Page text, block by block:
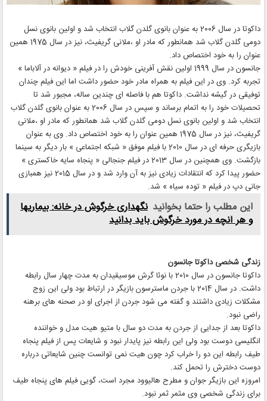
داکوتا در سال 2006 به عنوان بانوی گلدن گلاب انتخاب شد و اولین بانوی نسل
دومی گلدن گلاب شد همانطور که مادر او ،ملانی گریفیث، نیز در سال 1975 همین
عنوان را به خود اختصاص داد.
جانسون در سال 1999 اولین نقش آفرینی خودش را در فیلم « دیوانه در آلاباما »
تجربه کرد. وی در این فیلم به همراه مادر خود حضور داشت اما این فیلم چندان
توفیقی در گیشه نداشت. داکوتا هم با فاصله ای چندین ساله، مجبور شد تا
تحصیلات خود را به اتمام برساند و سپس در سال 2006 به عنوان بانوی گلدن گلاب
انتخاب شد و اولین بانوی نسل دومی گلدن گلاب شد همانطور که مادر او ،ملانی
گریفیث، نیز در سال 1975 همین عنوان را به خود اختصاص داد. وی به عنوان
بازیگری حرفه ای در سال 2010 با فیلم موفق « شبکه اجتماعی » بار دیگر به سینما
بازگشت. وی همچنین در سال 2013 در فیلم جنجالی « پنجاه سایه خاکستری »
حضور پیدا کرد که انتقادات زیادی نیز به آن وارد شد و در سال 2015 نیز همبازی
جانی دپ در فیلم « توده سیاه » شد.
این مطلب را حتما بخوانید نگهداری خرگوش در خانه: بیماریها
و هر آنچه در مورد خرگوش باید بدانید
زندگی شخصی داکوتا جانسون
داکوتا جانسون در سال 2010 با نوئا گرش موسیقیدان به مدت چهار سال رابطه
داشت. در سال 2014 با جردن ماسترسون بازیگر در ارتباط بود ولی این زوج
مشکلات زیادی داشتند و گفته می شود جردن از اجرای او در صحنه های برهنه
راضی نبود.
داکوتا بعد از جدایی از جردن به مدت دو سال با متیو هیت مدل و خواننده
انگلیسی دوست بود ولی این رابطه نیز پایدار نبود و شایعات پس از فیلم پنجاه
طیف رابطه این دو را خراب کرد چون هیت نمی توانست چنین شایعاتی درباره
دوست دخترش را تحمل کند.
امروزه این بازیگر جوان و مطرح هالیوود مجرد است، گویی فیلم های پنجاه طیف
برای زندگی شخصی وی مثمر ثمر نبود.